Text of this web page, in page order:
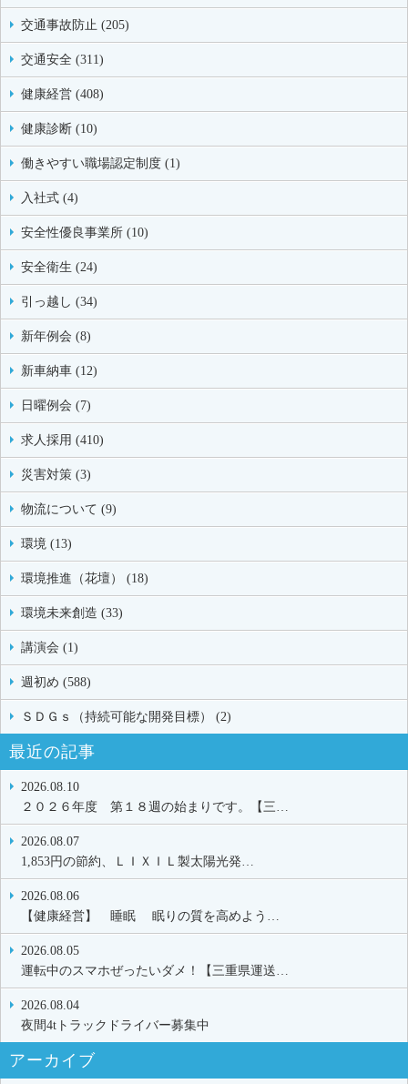
交通事故防止 (205)
交通安全 (311)
健康経営 (408)
健康診断 (10)
働きやすい職場認定制度 (1)
入社式 (4)
安全性優良事業所 (10)
安全衛生 (24)
引っ越し (34)
新年例会 (8)
新車納車 (12)
日曜例会 (7)
求人採用 (410)
災害対策 (3)
物流について (9)
環境 (13)
環境推進（花壇） (18)
環境未来創造 (33)
講演会 (1)
週初め (588)
ＳＤＧｓ（持続可能な開発目標） (2)
最近の記事
2026.08.10
２０２６年度 第１８週の始まりです。【三…
2026.08.07
1,853円の節約、ＬＩＸＩＬ製太陽光発…
2026.08.06
【健康経営】 睡眠 眠りの質を高めよう…
2026.08.05
運転中のスマホぜったいダメ！【三重県運送…
2026.08.04
夜間4tトラックドライバー募集中
アーカイブ